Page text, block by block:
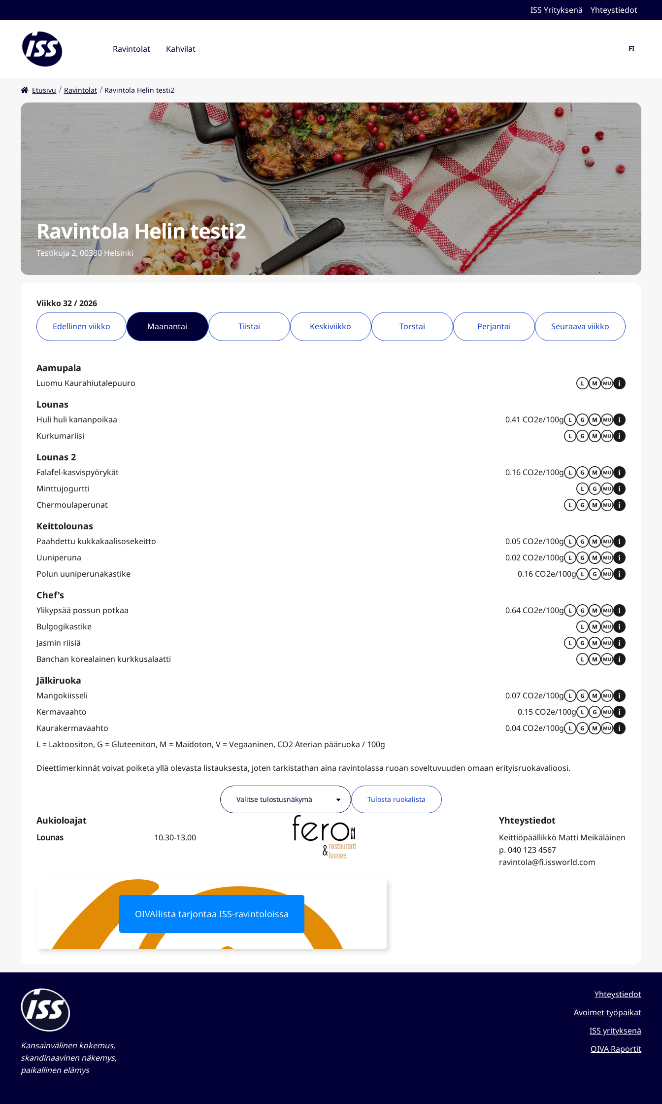
ISS Yrityksenä Yhteystiedot
Ravintolat Kahvilat FI
Etusivu Ravintolat Ravintola Helin testi2
Ravintola Helin testi2
Testikuja 2, 00380 Helsinki
Viikko 32 / 2026
Edellinen viikko Maanantai Tiistai Keskiviikko Torstai Perjantai Seuraava viikko
Aamupala
Luomu Kaurahiutalepuuro
Lounas
Huli huli kananpoikaa
0.41 CO2e/100g
Kurkumariisi
Lounas 2
Falafel-kasvispyörykät
0.16 CO2e/100g
Minttujogurtti
Chermoulaperunat
Keittolounas
Paahdettu kukkakaalisosekeitto
0.05 CO2e/100g
Uuniperuna
0.02 CO2e/100g
Polun uuniperunakastike
0.16 CO2e/100g
Chef's
Ylikypsää possun potkaa
0.64 CO2e/100g
Bulgogikastike
Jasmin riisiä
Banchan korealainen kurkkusalaatti
Jälkiruoka
Mangokiisseli
0.07 CO2e/100g
Kermavaahto
0.15 CO2e/100g
Kaurakermavaahto
0.04 CO2e/100g
L = Laktoositon, G = Gluteeniton, M = Maidoton, V = Vegaaninen, CO2 Aterian pääruoka / 100g
Dieettimerkinnät voivat poiketa yllä olevasta listauksesta, joten tarkistathan aina ravintolassa ruoan soveltuvuuden omaan erityisruokavalioosi.
Tulosta ruokalista
Lounas 10.30-13.00
Keittiöpäällikkö Matti Meikäläinen
p. 040 123 4567
ravintola@fi.issworld.com
OIVAllista tarjontaa ISS-ravintoloissa
Kansainvälinen kokemus,
skandinaavinen näkemys,
paikallinen elämys​
Yhteystiedot
Avoimet työpaikat
ISS yrityksenä
OIVA Raportit